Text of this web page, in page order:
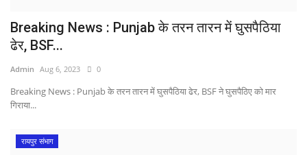
Breaking News : Punjab के तरन तारन में घुसपैठिया
ढेर, BSF...
Admin Aug 6, 2023 0
Breaking News : Punjab के तरन तारन में घुसपैठिया ढेर, BSF ने घुसपैठिए को मार
गिराया...
रायपुर संभाग